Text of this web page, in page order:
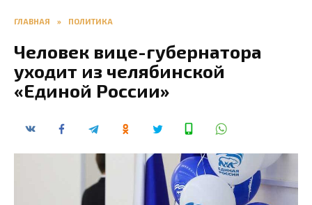
ГЛАВНАЯ » ПОЛИТИКА
Человек вице-губернатора
уходит из челябинской
«Единой России»